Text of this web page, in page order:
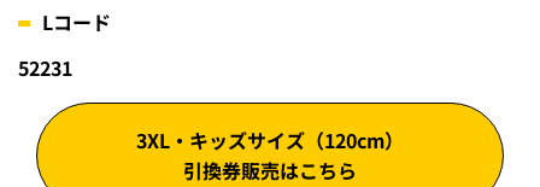
Lコード
52231
3XL・キッズサイズ（120cm）
引換券販売はこちら